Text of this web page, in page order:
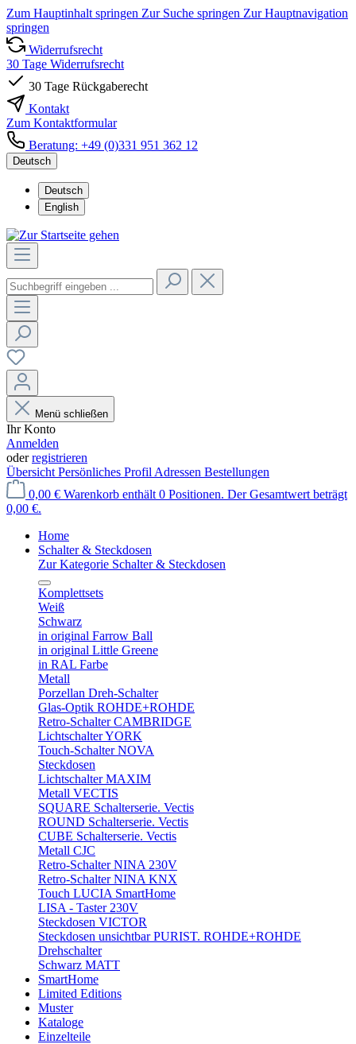
Zum Hauptinhalt springen Zur Suche springen Zur Hauptnavigation
springen
Widerrufsrecht
30 Tage Widerrufsrecht
30 Tage Rückgaberecht
Kontakt
Zum Kontaktformular
Beratung: +49 (0)331 951 362 12
Deutsch
Deutsch
English
Menü schließen
Ihr Konto
Anmelden
oderregistrieren
Übersicht Persönliches Profil Adressen Bestellungen
0,00 € Warenkorb enthält 0 Positionen. Der Gesamtwert beträgt
0,00 €.
Home
Schalter & Steckdosen
Zur Kategorie Schalter & Steckdosen
Komplettsets
Weiß
Schwarz
in original Farrow Ball
in original Little Greene
in RAL Farbe
Metall
Porzellan Dreh-Schalter
Glas-Optik ROHDE+ROHDE
Retro-Schalter CAMBRIDGE
Lichtschalter YORK
Touch-Schalter NOVA
Steckdosen
Lichtschalter MAXIM
Metall VECTIS
SQUARE Schalterserie. Vectis
ROUND Schalterserie. Vectis
CUBE Schalterserie. Vectis
Metall CJC
Retro-Schalter NINA 230V
Retro-Schalter NINA KNX
Touch LUCIA SmartHome
LISA - Taster 230V
Steckdosen VICTOR
Steckdosen unsichtbar PURIST. ROHDE+ROHDE
Drehschalter
Schwarz MATT
SmartHome
Limited Editions
Muster
Kataloge
Einzelteile